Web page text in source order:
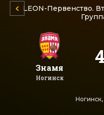
LEON-Первенство.
Знамя
Ногинск